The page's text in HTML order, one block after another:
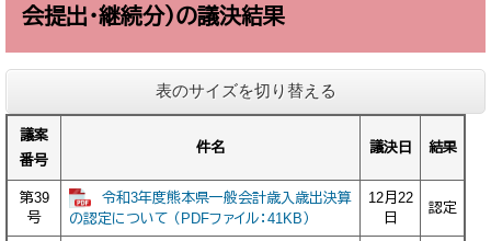
会提出・継続分）の議決結果
表のサイズを切り替える
議案
番号
件名 議決日 結果
第39
号
令和3年度熊本県一般会計歳入歳出決算
の認定について （PDFファイル：41KB）
12月22
日
認定